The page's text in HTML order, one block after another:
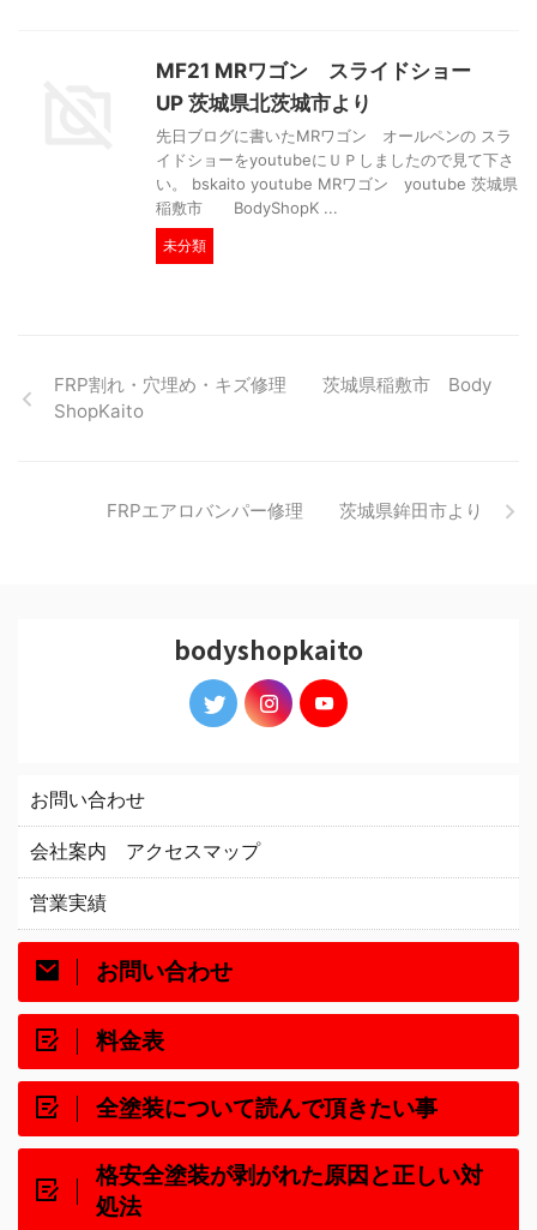
MF21 MRワゴン スライドショー
UP 茨城県北茨城市より
先日ブログに書いたMRワゴン オールペンの スラ
イドショーをyoutubeにＵＰしましたので見て下さ
い。 bskaito youtube MRワゴン youtube 茨城県
稲敷市 BodyShopK ...
未分類
FRP割れ・穴埋め・キズ修理 茨城県稲敷市 Body
ShopKaito
FRPエアロバンパー修理 茨城県鉾田市より
bodyshopkaito
お問い合わせ
会社案内 アクセスマップ
営業実績
お問い合わせ
料金表
全塗装について読んで頂きたい事
格安全塗装が剥がれた原因と正しい対
処法